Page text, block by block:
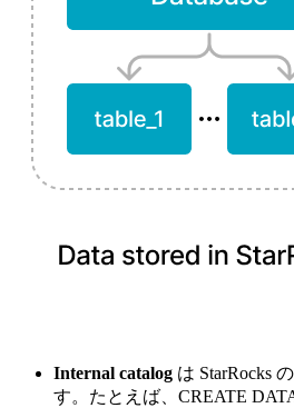
Internal catalog は StarRocks
す。たとえば、CREATE